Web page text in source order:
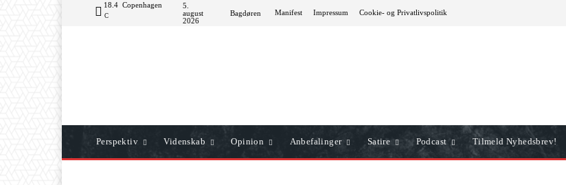
18.4
C
Copenhagen
5.
august
2026
Bagdøren Manifest Impressum Cookie- og Privatlivspolitik
Perspektiv Videnskab Opinion Anbefalinger Satire Podcast Tilmeld Nyhedsbrev!